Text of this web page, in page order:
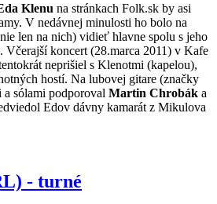
Klenu na stránkach Folk.sk by asi
V nedávnej minulosti ho bolo na
len na nich) vidieť hlavne spolu s jeho
. Včerajší koncert (28.marca 2011) v Kafe
neprišiel s Klenotmi (kapelou),
hostí. Na lubovej gitare (značky
sólami podporoval Martin Chrobák a
Edov dávny kamarát z Mikulova
- turné